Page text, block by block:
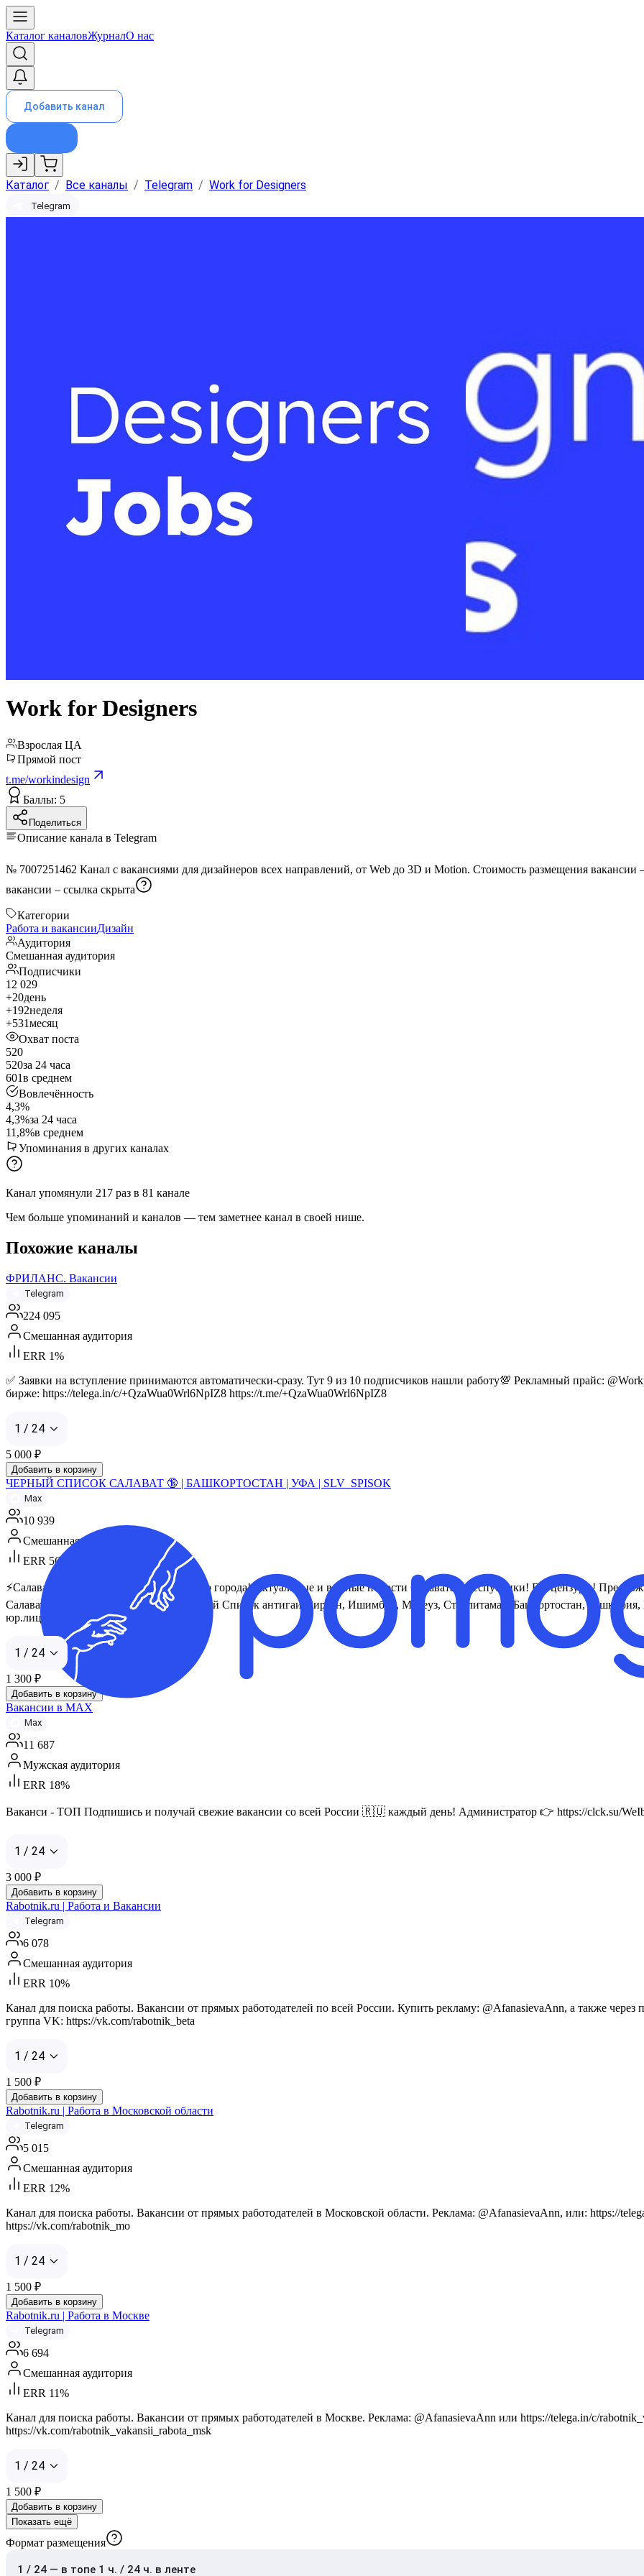
Каталог каналовЖурналО нас
Добавить канал
Каталог / Все каналы / Telegram / Work for Designers
Telegram
Work for Designers
Взрослая ЦА
Прямой пост
t.me/workindesign
Баллы: 5
Поделиться
Описание канала в Telegram
вакансии – ссылка скрыта
Категории
Работа и вакансииДизайн
Аудитория
Смешанная аудитория
Подписчики
12 029
+20день
+192неделя
+531месяц
Охват поста
520
520за 24 часа
601в среднем
Вовлечённость
4,3%
4,3%за 24 часа
11,8%в среднем
Упоминания в других каналах
Канал упомянули 217 раз в 81 канале
Чем больше упоминаний и каналов — тем заметнее канал в своей нише.
Похожие каналы
ФРИЛАНС. Вакансии
Telegram
224 095
Смешанная аудитория
ERR 1%
✅ Заявки на вступление принимаются автоматически-сразу. Тут 9 из 10 подписчиков нашли работу💯 Рекламный прайс:
бирже: https://telega.in/c/+QzaWua0Wrl6NpIZ8 https://t.me/+QzaWua0Wrl6NpIZ8
1 / 24
5 000 ₽
Добавить в корзину
ЧЕРНЫЙ СПИСОК САЛАВАТ 🔞 | БАШКОРТОСТАН | УФА | SLV_SPISOK
Max
10 939
Смешанная аудитория
ERR 56%
⚡️Салават: Самое посещаемое сообщество города! Актуальные и важные новости Салавата и республики! Без цензуры!
Салават, slv_spisok, ЧС САЛАВАТ, Черный Список антигаи, Зирган, Ишимбай, Мелеуз, Стерлитамак, Башкортостан, Башкирия,
юр.лиц: https://telega.in/m/slv_spisok
1 / 24
1 300 ₽
Добавить в корзину
Вакансии в МАХ
Max
11 687
Мужская аудитория
ERR 18%
Ваканси - ТОП Подпишись и получай свежие вакансии со всей России 🇷🇺 каждый день! Администратор 👉 https://clck.su/
1 / 24
3 000 ₽
Добавить в корзину
Rabotnik.ru | Работа и Вакансии
Telegram
6 078
Смешанная аудитория
ERR 10%
Канал для поиска работы. Вакансии от прямых работодателей по всей России. Купить рекламу: @AfanasievaAnn, а также
группа VK: https://vk.com/rabotnik_beta
1 / 24
1 500 ₽
Добавить в корзину
Rabotnik.ru | Работа в Московской области
Telegram
5 015
Смешанная аудитория
ERR 12%
Канал для поиска работы. Вакансии от прямых работодателей в Московской области. Реклама: @AfanasievaAnn, или: https://
https://vk.com/rabotnik_mo
1 / 24
1 500 ₽
Добавить в корзину
Rabotnik.ru | Работа в Москве
Telegram
6 694
Смешанная аудитория
ERR 11%
Канал для поиска работы. Вакансии от прямых работодателей в Москве. Реклама: @AfanasievaAnn или https://telega.in/c/
https://vk.com/rabotnik_vakansii_rabota_msk
1 / 24
1 500 ₽
Добавить в корзину
Показать ещё
Формат размещения
1 / 24 — в топе 1 ч. / 24 ч. в ленте